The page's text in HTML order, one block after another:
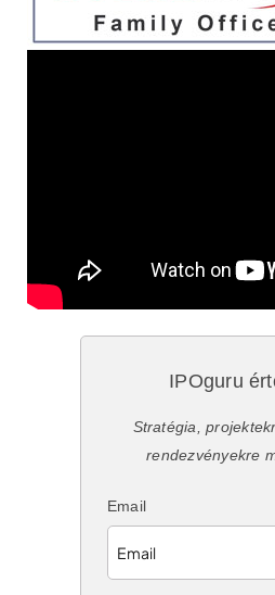
IPOguru
Stratégia,
rendezvényekre
Email